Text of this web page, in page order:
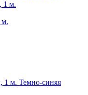
м.
1 м. Темно-синяя